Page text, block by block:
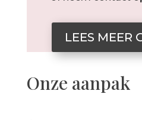
LEES MEER
Onze aanpak